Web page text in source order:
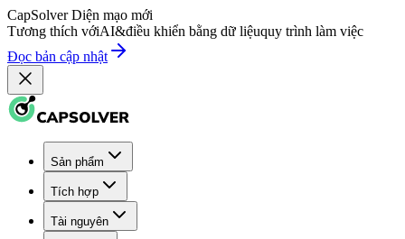
CapSolver Diện mạo mới
Tương thích vớiAI&điều khiển bằng dữ liệuquy trình làm việc
Đọc bản cập nhật
Sản phẩm
Tích hợp
Tài nguyên